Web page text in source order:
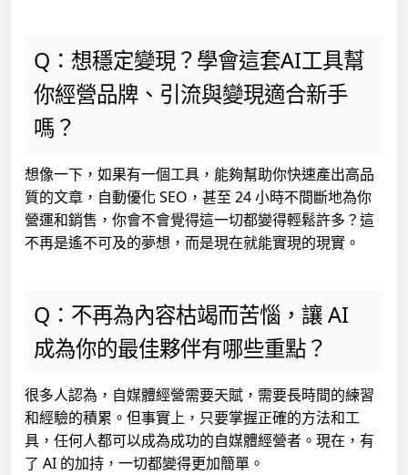
Q：想穩定變現？學會這套AI工具幫
你經營品牌、引流與變現適合新手
嗎？
想像一下，如果有一個工具，能夠幫助你快速產出高品
質的文章，自動優化 SEO，甚至 24 小時不間斷地為你
營運和銷售，你會不會覺得這一切都變得輕鬆許多？這
不再是遙不可及的夢想，而是現在就能實現的現實。
Q：不再為內容枯竭而苦惱，讓 AI
成為你的最佳夥伴有哪些重點？
很多人認為，自媒體經營需要天賦，需要長時間的練習
和經驗的積累。但事實上，只要掌握正確的方法和工
具，任何人都可以成為成功的自媒體經營者。現在，有
了 AI 的加持，一切都變得更加簡單。